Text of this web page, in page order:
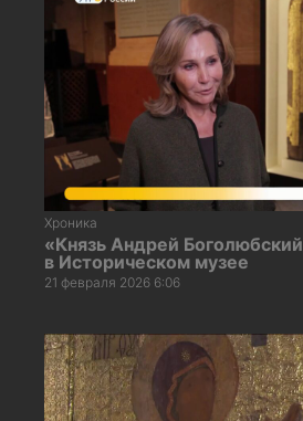
Хроника
«Князь Андрей
в Историческом музее
21 февраля 2026 6:06